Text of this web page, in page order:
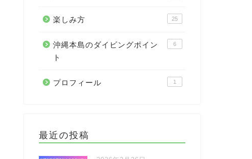
楽しみ方 25
沖縄本島のダイビングポイン
ト
6
プロフィール 1
最近の投稿